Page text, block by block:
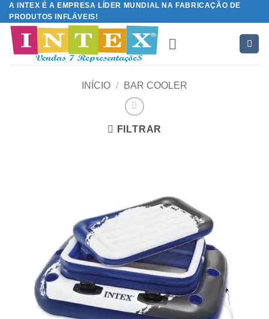
Skip
to
content
A INTEX É A EMPRESA LÍDER MUNDIAL NA FABRICAÇÃO DE
PRODUTOS INFLÁVEIS!
INÍCIO / BAR COOLER
FILTRAR